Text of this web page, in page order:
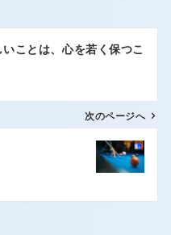
ことは、心を若く保つこ
次のページへ